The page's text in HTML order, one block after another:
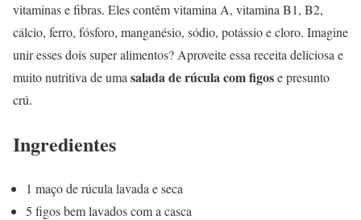
vitaminas e fibras. Eles contêm vitamina A, vitamina B1, B2,
cálcio, ferro, fósforo, manganésio, sódio, potássio e cloro. Imagine
unir esses dois super alimentos? Aproveite essa receita deliciosa e
muito nutritiva de uma salada de rúcula com figose presunto
crú.
Ingredientes
1 maço de rúcula lavada e seca
5 figos bem lavados com a casca